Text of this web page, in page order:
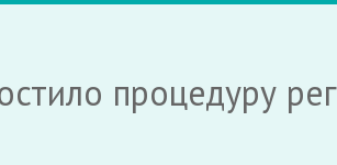
процедуру